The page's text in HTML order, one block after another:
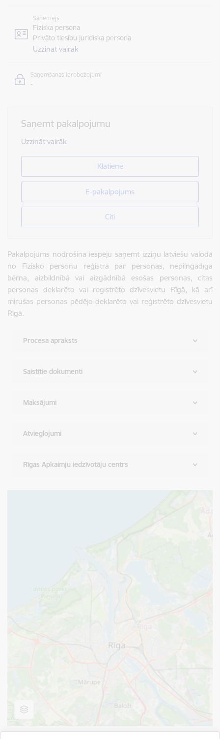
Saņēmējs
Fiziska persona
Privāto tiesību juridiska persona
Uzzināt vairāk
Saņemšanas ierobežojumi
-
Saņemt pakalpojumu
Uzzināt vairāk
Klātienē
E-pakalpojums
Citi
Pakalpojums nodrošina iespēju saņemt izziņu latviešu valodā
no Fizisko personu reģistra par personas, nepilngadīga
bērna, aizbildnībā vai aizgādnībā esošas personas, citas
personas deklarēto vai reģistrēto dzīvesvietu Rīgā, kā arī
mirušas personas pēdējo deklarēto vai reģistrēto dzīvesvietu
Rīgā.
Procesa apraksts
Saistītie dokumenti
Maksājumi
Atvieglojumi
Rīgas Apkaimju iedzīvotāju centrs